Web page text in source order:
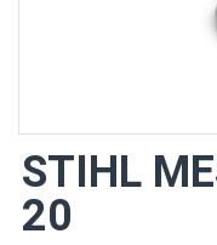
STIHL
20